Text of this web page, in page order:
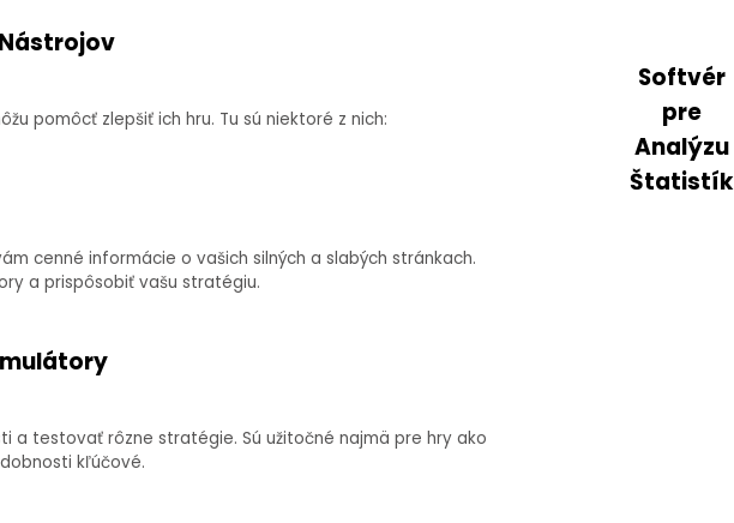
pomôcť zlepšiť ich hru. Tu sú niektoré z nich:
Softvér
pre
Analýzu
Štatistík
cenné informácie o vašich silných a slabých stránkach.
a prispôsobiť vašu stratégiu.
testovať rôzne stratégie. Sú užitočné najmä pre hry ako
kľúčové.